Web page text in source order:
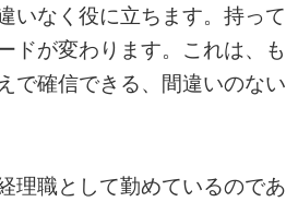
いなく役に立ちます。持って
ドが変わります。これは、も
で確信できる、間違いのない
理職として勤めているのであ